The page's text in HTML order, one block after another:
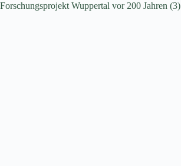
Forschungsprojekt Wuppertal vor 200 Jahren (3)